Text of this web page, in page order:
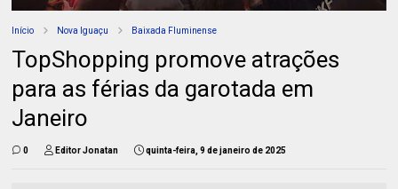
Início Nova Iguaçu Baixada Fluminense
TopShopping promove atrações
para as férias da garotada em
Janeiro
0 Editor Jonatan quinta-feira, 9 de janeiro de 2025